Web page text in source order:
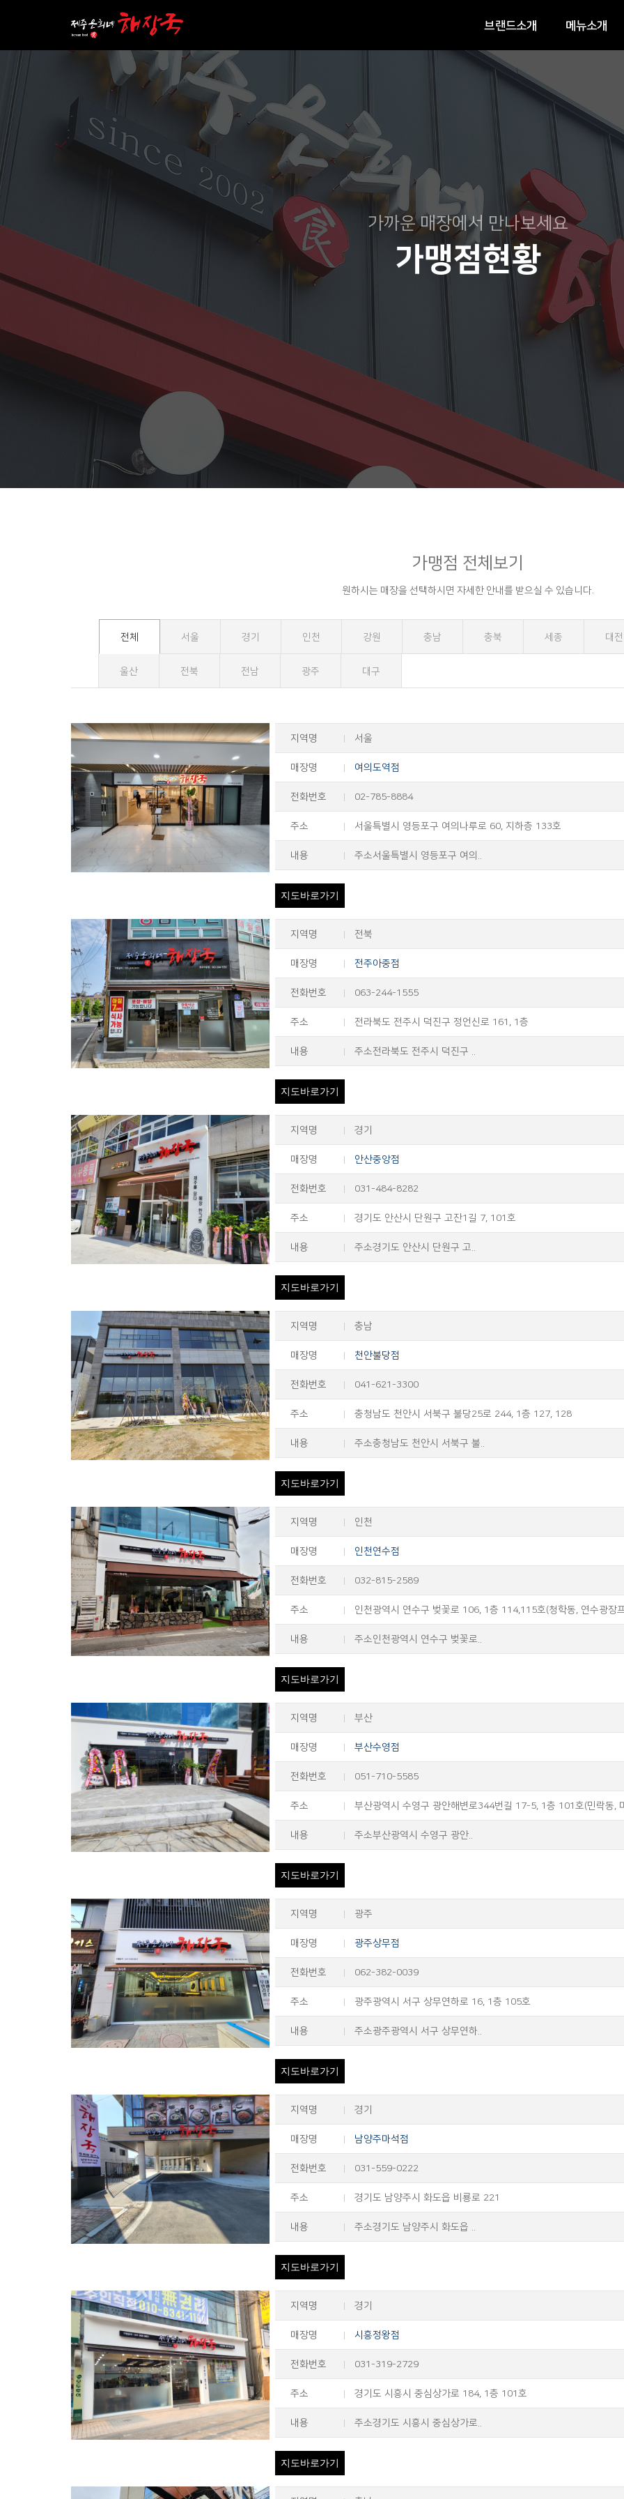
브랜드소개 메뉴소개
가까운 매장에서 만나보세요
가맹점현황
가맹점 전체보기
원하시는 매장을 선택하시면 자세한 안내를 받으실 수 있습니다.
전체 서울 경기 인천 강원 충남 충북 세종 대전
울산 전북 전남 광주 대구
지역명 서울
매장명 여의도역점
전화번호 02-785-8884
주소 서울특별시 영등포구 여의나루로 60, 지하층 133호
내용 주소서울특별시 영등포구 여의..
지도바로가기
지역명 전북
매장명 전주아중점
전화번호 063-244-1555
주소 전라북도 전주시 덕진구 정언신로 161, 1층
내용 주소전라북도 전주시 덕진구 ..
지도바로가기
지역명 경기
매장명 안산중앙점
전화번호 031-484-8282
주소 경기도 안산시 단원구 고잔1길 7, 101호
내용 주소경기도 안산시 단원구 고..
지도바로가기
지역명 충남
매장명 천안불당점
전화번호 041-621-3300
주소 충청남도 천안시 서북구 불당25로 244, 1층 127, 128
내용 주소충청남도 천안시 서북구 불..
지도바로가기
지역명 인천
매장명 인천연수점
전화번호 032-815-2589
주소 인천광역시 연수구 벚꽃로 106, 1층 114,115호(청학동, 연수광장
내용 주소인천광역시 연수구 벚꽃로..
지도바로가기
지역명 부산
매장명 부산수영점
전화번호 051-710-5585
주소 부산광역시 수영구 광안해변로344번길 17-5, 1층 101호(민락동,
내용 주소부산광역시 수영구 광안..
지도바로가기
지역명 광주
매장명 광주상무점
전화번호 062-382-0039
주소 광주광역시 서구 상무연하로 16, 1층 105호
내용 주소광주광역시 서구 상무연하..
지도바로가기
지역명 경기
매장명 남양주마석점
전화번호 031-559-0222
주소 경기도 남양주시 화도읍 비룡로 221
내용 주소경기도 남양주시 화도읍 ..
지도바로가기
지역명 경기
매장명 시흥정왕점
전화번호 031-319-2729
주소 경기도 시흥시 중심상가로 184, 1층 101호
내용 주소경기도 시흥시 중심상가로..
지도바로가기